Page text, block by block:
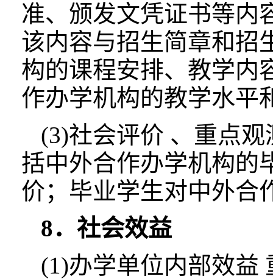
准、颁发文凭证书等内
该内容与招生简章和招
构的课程安排、教学内
作办学机构的教学水平
(3)社会评价 、重点
括中外合作办学机构的
价；毕业学生对中外合
8．社会效益
(1)办学单位内部效益